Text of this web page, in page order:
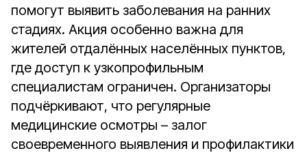
помогут выявить заболевания на ранних
стадиях. Акция особенно важна для
жителей отдалённых населённых пунктов,
где доступ к узкопрофильным
специалистам ограничен. Организаторы
подчёркивают, что регулярные
медицинские осмотры – залог
своевременного выявления и профилактики